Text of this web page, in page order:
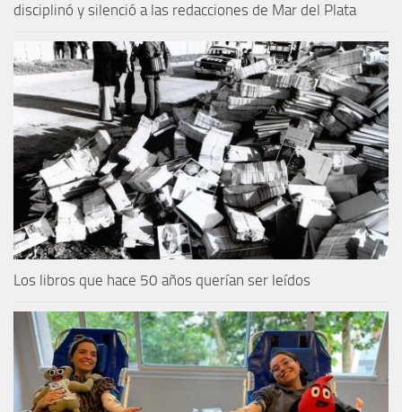
disciplinó y silenció a las redacciones de Mar del Plata
Los libros que hace 50 años querían ser leídos